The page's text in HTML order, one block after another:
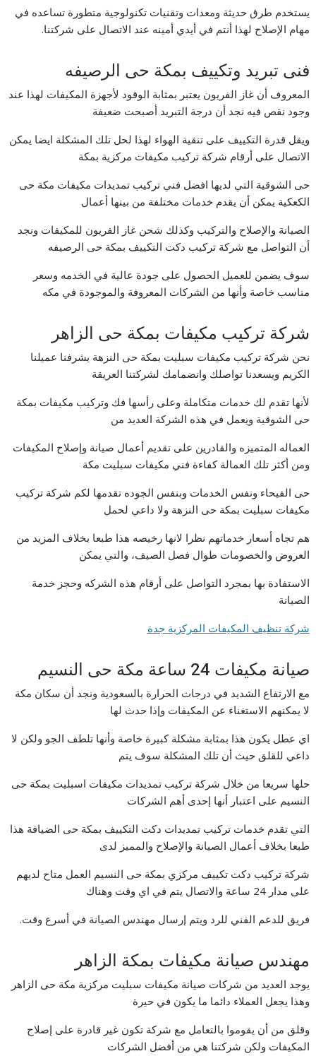
يستخدم طرق حديثة ومعدات وتقنيات تكنولوجية متطورة تساعده في
مهام الإصلاح لهذا أنتم في أيدي أمينه عند الاتصال على شركتنا.
فنى تبريد وتكييف بمكة حى الرصيفه
المعروف أن غاز الفريون يعتبر بمثابة الوقود لأجهزة المكيفات لهذا عند
وجود نقص فيه نجد أن درجة التبريد أصبحت ضعيفة
ويقل قدرة التكييف على تنقية الهواء لهذا لحل تلك المشكلة ايضا يمكن
الاتصال على أرقام شركة تركيب مكيفات مركزية بمكة
حى الشوقية التي لديها افضل فني تركيب تمديدات مكيفات مكة حى
الكعكية يمكن أن يقدم خدمات مختلفة من بينها أعمال
الصيانة والإصلاح والتركيب وكذلك شحن غاز الفريون للمكيفات ونجد
أن التواصل مع شركة تركيب دكت التكييف بمكة حى الرصيفه
سوف يضمن للعميل الحصول على جودة عالية في الخدمه وسعر
مناسب خاصة وأنها من الشركات المعروفة والموجودة في مكه
شركة تركيب مكيفات بمكة حى الزاهر
نحن شركة تركيب مكيفات سبليت بمكة حى النزهة يشرفنا عميلنا
الكريم ويسعدنا تواصلك وانضمامك لشركتنا العريقة
لأنها تقدم لك خدمات متكاملة وعلى رأسها فك وتركيب مكيفات بمكة
حى الشوقية ويعمل في هذه الشركة العديد من
العماله المتميزه والقادرين على تقديم أعمال صيانة وإصلاح المكيفات
ومن أكثر تلك العمالة كفاءة فني مكيفات سبليت مكة
حى الفيحاء ونفس الخدمات وبنفس الجوده تقدمها لكم شركة تركيب
مكيفات سبليت بمكة حى النزهة ولا داعي لحمل
هم تجاه أسعار خدماتهم نظرا لانها رخيصه هذا طبعا بخلاف المزيد من
العروض والخصومات طوال فصل الصيف، والتي يمكن
الاستفادة بها بمجرد التواصل على أرقام هذه الشركه وحجز خدمة
الصيانة
شركة تنظيف المكيفات المركزية جدة
صيانة مكيفات 24 ساعة مكة حى النسيم
مع الارتفاع الشديد في درجات الحرارة بالسعودية ونجد أن سكان مكة
لا يمكنهم الاستغناء عن المكيفات وإذا حدث لها
اي عطل يكون هذا بمثابة مشكلة كبيرة خاصة وأنها تلطف الجو ولكن لا
داعي للقلق حيث أن تلك المشكلة سوف يتم
حلها سريعا من خلال شركة تركيب تمديدات مكيفات اسبليت بمكة حى
النسيم على اعتبار أنها إحدى أهم الشركات
التي تقدم خدمات تركيب تمديدات دكت التكييف بمكة حى الضيافة هذا
طبعا بخلاف أعمال الصيانة والإصلاح والمميز لدى
شركة تركيب دكت تكييف مركزي بمكة حى النسيم العمل متاح لديهم
على مدار 24 ساعة والاتصال يتم في اي وقت وهناك
فريق للدعم الفني للرد ويتم إرسال مهندس الصيانة في أسرع وقت.
مهندس صيانة مكيفات بمكة الزاهر
يوجد العديد من شركات صيانة مكيفات سبليت مركزية مكة حى الزاهر
وهذا يجعل العملاء دائما ما يكون في حيرة
وقلق من أن يقوموا بالتعامل مع شركة تكون غير قادرة على إصلاح
المكيفات ولكن شركتنا هي من أفضل الشركات